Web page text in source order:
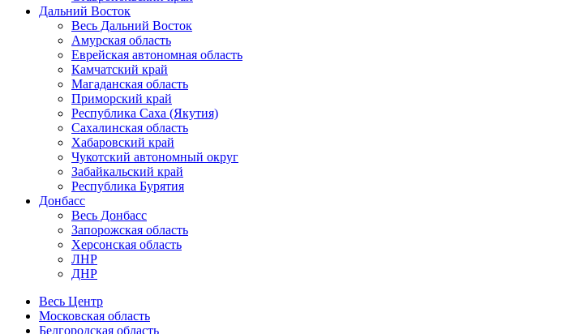
Дальний Восток
Весь Дальний Восток
Амурская область
Еврейская автономная область
Камчатский край
Магаданская область
Приморский край
Республика Саха (Якутия)
Сахалинская область
Хабаровский край
Чукотский автономный округ
Забайкальский край
Республика Бурятия
Донбасс
Весь Донбасс
Запорожская область
Херсонская область
ЛНР
ДНР
Весь Центр
Московская область
Белгородская область